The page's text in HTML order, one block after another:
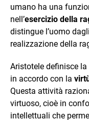
umano ha una
nell’esercizio della
distingue l’uomo
realizzazione della
Aristotele definisce
in accordo con la
Questa attività
virtuoso, cioè in
intellettuali che